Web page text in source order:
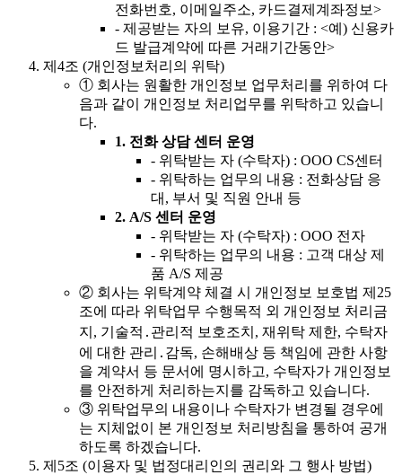
전화번호, 이메일주소, 카드결제계좌정보>
- 제공받는 자의 보유, 이용기간 : <예) 신용카
드 발급계약에 따른 거래기간동안>
제4조 (개인정보처리의 위탁)
① 회사는 원활한 개인정보 업무처리를 위하여 다
음과 같이 개인정보 처리업무를 위탁하고 있습니
다.
1. 전화 상담 센터 운영
- 위탁받는 자 (수탁자) : OOO CS센터
- 위탁하는 업무의 내용 : 전화상담 응
대, 부서 및 직원 안내 등
2. A/S 센터 운영
- 위탁받는 자 (수탁자) : OOO 전자
- 위탁하는 업무의 내용 : 고객 대상 제
품 A/S 제공
② 회사는 위탁계약 체결 시 개인정보 보호법 제25
조에 따라 위탁업무 수행목적 외 개인정보 처리금
지, 기술적․관리적 보호조치, 재위탁 제한, 수탁자
에 대한 관리․감독, 손해배상 등 책임에 관한 사항
을 계약서 등 문서에 명시하고, 수탁자가 개인정보
를 안전하게 처리하는지를 감독하고 있습니다.
③ 위탁업무의 내용이나 수탁자가 변경될 경우에
는 지체없이 본 개인정보 처리방침을 통하여 공개
하도록 하겠습니다.
제5조 (이용자 및 법정대리인의 권리와 그 행사 방법)